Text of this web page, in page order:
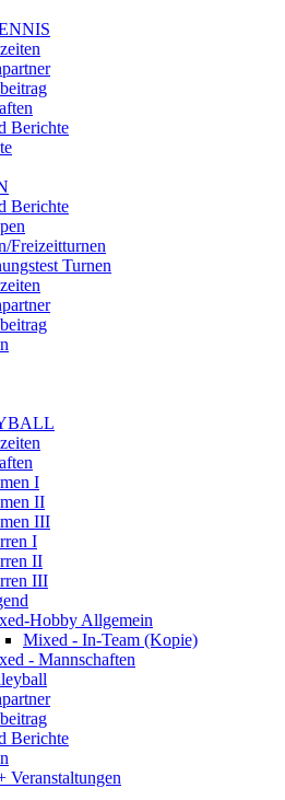
Berichte
Berichte
Freizeitturnen
Turnen
I
II
III
I
II
III
Hobby Allgemein
Mixed - In-Team (Kopie)
- Mannschaften
Berichte
Veranstaltungen